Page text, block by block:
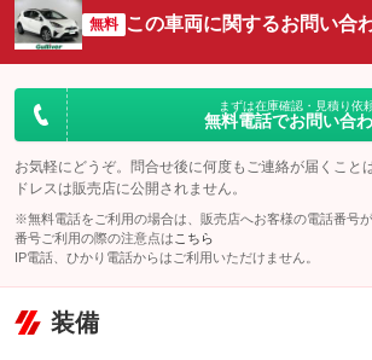
無料 この車両に関するお問い合
まずは在庫確認・見積り依
無料電話でお問い合
お気軽にどうぞ。問合せ後に何度もご連絡が届くこと
ドレスは販売店に公開されません。
※無料電話をご利用の場合は、販売店へお客様の電話番号
番号ご利用の際の注意点は こちら
IP電話、ひかり電話からはご利用いただけません。
装備